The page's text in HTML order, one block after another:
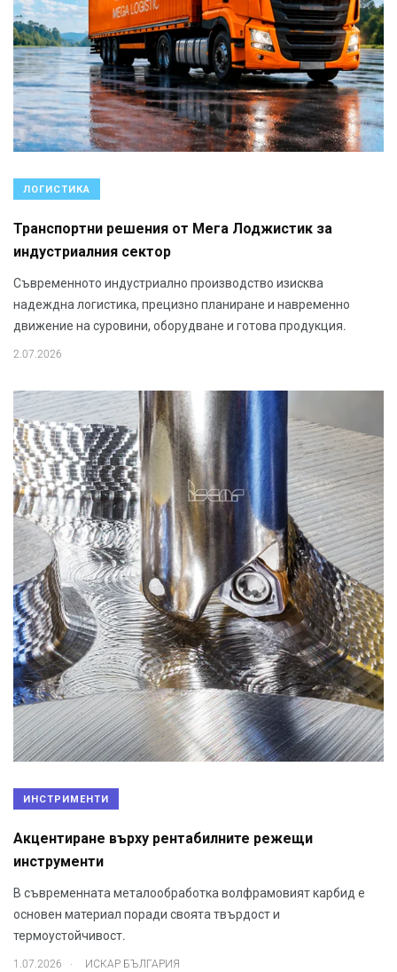
ЛОГИСТИКА
Транспортни решения от Мега Лоджистик за
индустриалния сектор
Съвременното индустриално производство изисква
надеждна логистика, прецизно планиране и навременно
движение на суровини, оборудване и готова продукция.
2.07.2026
ИНСТРИМЕНТИ
Акцентиране върху рентабилните режещи
инструменти
В съвременната металообработка волфрамовият карбид е
основен материал поради своята твърдост и
термоустойчивост.
1.07.2026 . ИСКАР БЪЛГАРИЯ